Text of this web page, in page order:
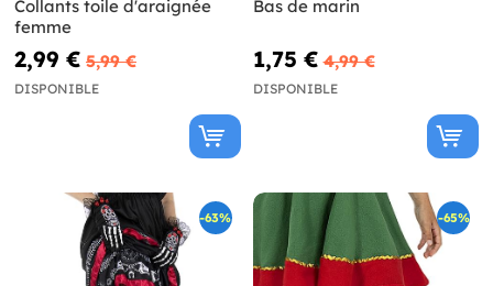
Collants toile d'araignée
femme
2,99 € 5,99 €
DISPONIBLE
Bas de marin
1,75 € 4,99 €
DISPONIBLE
-63% -65%